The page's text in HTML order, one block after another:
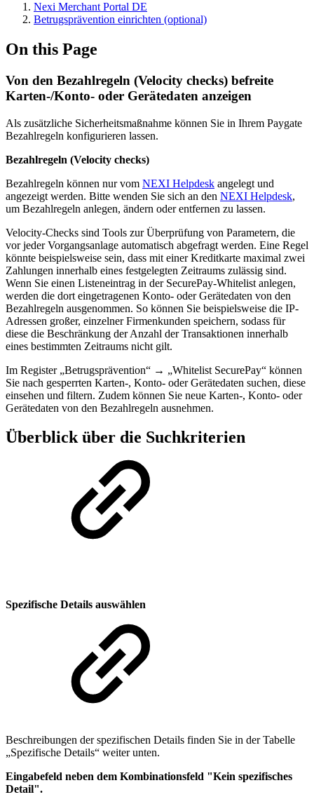
Nexi Merchant Portal DE
Betrugsprävention einrichten (optional)
On this Page
Von den Bezahlregeln (Velocity checks) befreite
Karten-/Konto- oder Gerätedaten anzeigen
Als zusätzliche Sicherheitsmaßnahme können Sie in Ihrem Paygate
Bezahlregeln konfigurieren lassen.
Bezahlregeln (Velocity checks)
Bezahlregeln können nur vom NEXI Helpdesk angelegt und
angezeigt werden. Bitte wenden Sie sich an den NEXI Helpdesk,
um Bezahlregeln anlegen, ändern oder entfernen zu lassen.
Velocity-Checks sind Tools zur Überprüfung von Parametern, die
vor jeder Vorgangsanlage automatisch abgefragt werden. Eine Regel
könnte beispielsweise sein, dass mit einer Kreditkarte maximal zwei
Zahlungen innerhalb eines festgelegten Zeitraums zulässig sind.
Wenn Sie einen Listeneintrag in der SecurePay-Whitelist anlegen,
werden die dort eingetragenen Konto- oder Gerätedaten von den
Bezahlregeln ausgenommen. So können Sie beispielsweise die IP-
Adressen großer, einzelner Firmenkunden speichern, sodass für
diese die Beschränkung der Anzahl der Transaktionen innerhalb
eines bestimmten Zeitraums nicht gilt.
Im Register „Betrugsprävention“ → „Whitelist SecurePay“ können
Sie nach gesperrten Karten-, Konto- oder Gerätedaten suchen, diese
einsehen und filtern. Zudem können Sie neue Karten-, Konto- oder
Gerätedaten von den Bezahlregeln ausnehmen.
Überblick über die Suchkriterien
Spezifische Details auswählen
Beschreibungen der spezifischen Details finden Sie in der Tabelle
„Spezifische Details“ weiter unten.
Eingabefeld neben dem Kombinationsfeld "Kein spezifisches
Detail".